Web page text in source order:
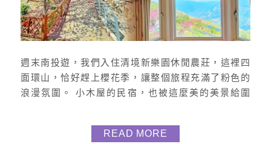
週末南投遊，我們入住清境新樂園休閒農莊，這裡四
面環山，恰好趕上櫻花季，讓整個旅程充滿了粉色的
浪漫氛圍。 小木屋的民宿，也被這麼美的美景給圍
方便的方式是開車。沿著南投的主要道路行駛即可抵
READ MORE